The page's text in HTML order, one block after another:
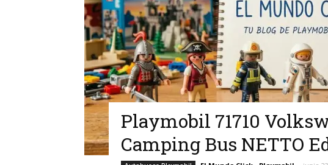
Playmobil 71710
Camping Bus NETTO